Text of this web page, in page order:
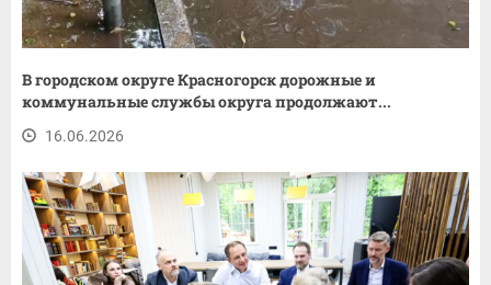
В городском округе Красногорск дорожные и
коммунальные службы округа продолжают...
16.06.2026